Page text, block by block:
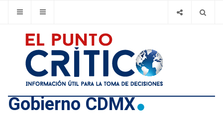
Gobierno CDMX